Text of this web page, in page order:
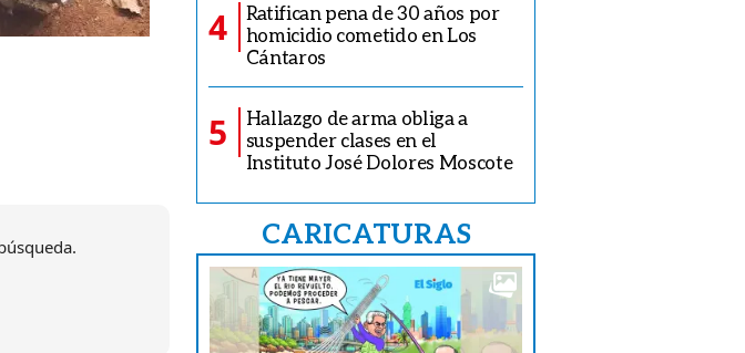
4
Ratifican pena de 30 años por
homicidio cometido en Los
Cántaros
5
Hallazgo de arma obliga a
suspender clases en el
Instituto José Dolores Moscote
CARICATURAS